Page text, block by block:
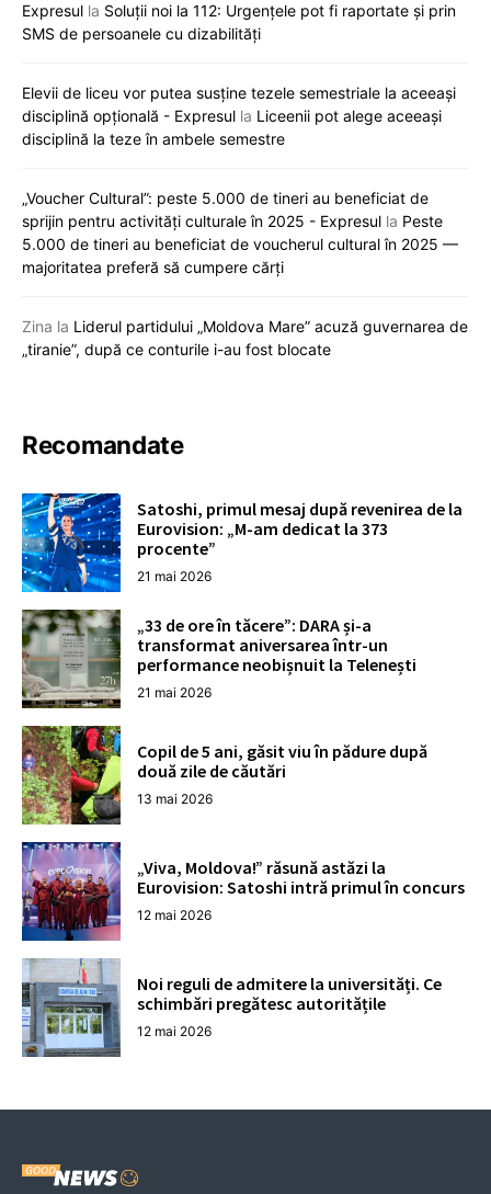
Expresul la Soluții noi la 112: Urgențele pot fi raportate și prin
SMS de persoanele cu dizabilități
Elevii de liceu vor putea susține tezele semestriale la aceeași
disciplină opțională - Expresul la Liceenii pot alege aceeași
disciplină la teze în ambele semestre
„Voucher Cultural”: peste 5.000 de tineri au beneficiat de
sprijin pentru activități culturale în 2025 - Expresul la Peste
5.000 de tineri au beneficiat de voucherul cultural în 2025 —
majoritatea preferă să cumpere cărți
Zina la Liderul partidului „Moldova Mare” acuză guvernarea de
„tiranie”, după ce conturile i-au fost blocate
Recomandate
Satoshi, primul mesaj după revenirea de la
Eurovision: „M-am dedicat la 373
procente”
21 mai 2026
„33 de ore în tăcere”: DARA și-a
transformat aniversarea într-un
performance neobișnuit la Telenești
21 mai 2026
Copil de 5 ani, găsit viu în pădure după
două zile de căutări
13 mai 2026
„Viva, Moldova!” răsună astăzi la
Eurovision: Satoshi intră primul în concurs
12 mai 2026
Noi reguli de admitere la universități. Ce
schimbări pregătesc autoritățile
12 mai 2026